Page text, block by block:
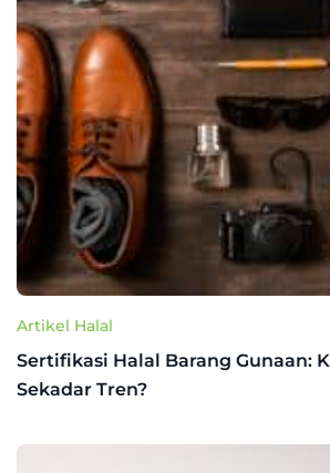
Artikel Halal
Sertifikasi Halal Barang Gunaan:
Sekadar Tren?